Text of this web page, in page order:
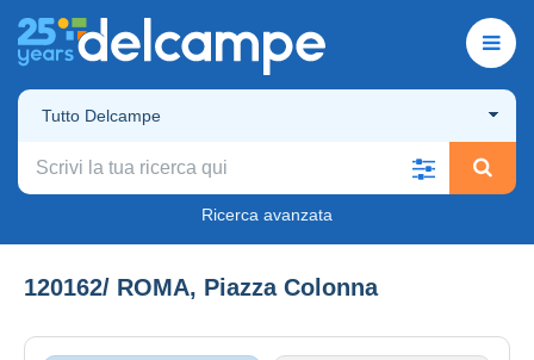
Tutto Delcampe
Ricerca avanzata
120162/ ROMA, Piazza Colonna